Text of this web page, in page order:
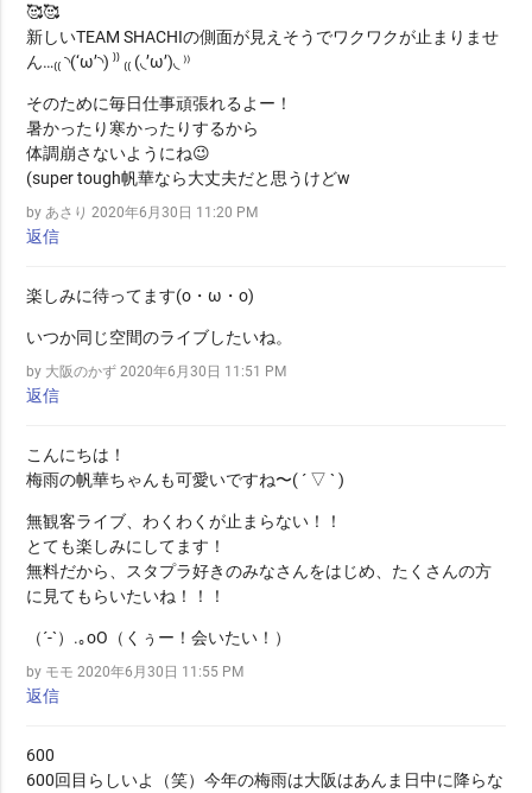
🥰🥰
新しいTEAM SHACHIの側面が見えそうでワクワクが止まりませ
ん…₍₍ ◝(‘ω’◝) ⁾⁾ ₍₍ (◟’ω’)◟ ⁾⁾
そのために毎日仕事頑張れるよー！
暑かったり寒かったりするから
体調崩さないようにね😉
(super tough帆華なら大丈夫だと思うけどw
by あさり 2020年6月30日 11:20 PM
返信
楽しみに待ってます(o・ω・o)
いつか同じ空間のライブしたいね。
by 大阪のかず 2020年6月30日 11:51 PM
返信
こんにちは！
梅雨の帆華ちゃんも可愛いですね〜( ´ ▽ ` )
無観客ライブ、わくわくが止まらない！！
とても楽しみにしてます！
無料だから、スタプラ好きのみなさんをはじめ、たくさんの方
に見てもらいたいね！！！
（´-`）.｡oO（くぅー！会いたい！）
by モモ 2020年6月30日 11:55 PM
返信
600
600回目らしいよ（笑）今年の梅雨は大阪はあんま日中に降らな